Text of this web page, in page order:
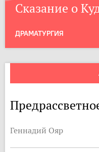
Сказание о
ДРАМАТУРГИЯ
Геннадий Ояр